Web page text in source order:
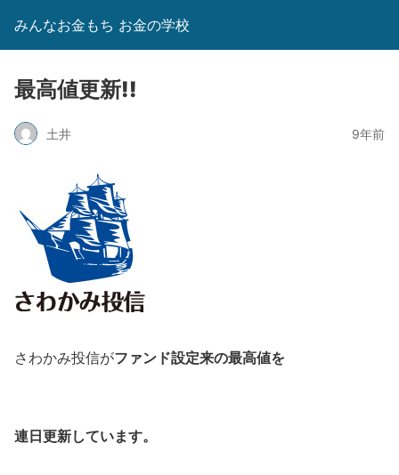
みんなお金もち お金の学校
最高値更新!!
土井 9年前
さわかみ投信がファンド設定来の最高値を
連日更新しています。